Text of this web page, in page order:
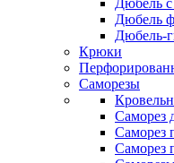
Дюбель
Дюбель
Дюбель-
Крюки
Саморезы
Саморез
Саморез
Саморез